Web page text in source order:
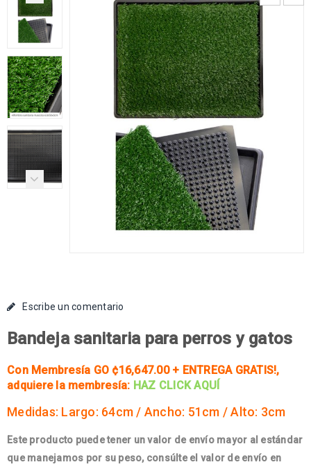
Escribe un comentario
Bandeja sanitaria para perros y gatos
Con Membresía GO ¢16,647.00 + ENTREGA GRATIS!,
adquiere la membresía: HAZ CLICK AQUÍ
Medidas: Largo: 64cm / Ancho: 51cm / Alto: 3cm
Este producto puede tener un valor de envío mayor al estándar
que manejamos por su peso, consúlte el valor de envío en